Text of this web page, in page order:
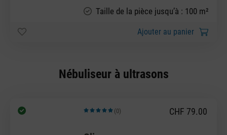
Taille de la pièce jusqu’à : 100 m²
Ajouter au panier
Nébuliseur à ultrasons
Note moyenne de 5 sur 5 étoiles
(0) CHF 79.00